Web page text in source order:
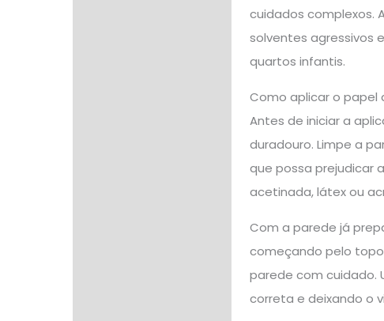
cuidados complexos.
solventes agressivos
quartos infantis.
Como aplicar o papel
Antes de iniciar a
duradouro. Limpe a
que possa prejudicar
acetinada, látex ou
Com a parede já
começando pelo
parede com cuidado.
correta e deixando o